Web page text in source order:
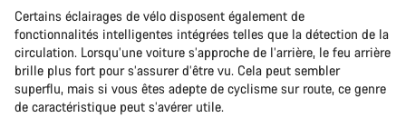
Certains éclairages de vélo disposent également de
fonctionnalités intelligentes intégrées telles que la détection de la
circulation. Lorsqu’une voiture s’approche de l’arrière, le feu arrière
brille plus fort pour s’assurer d’être vu. Cela peut sembler
superflu, mais si vous êtes adepte de cyclisme sur route, ce genre
de caractéristique peut s’avérer utile.